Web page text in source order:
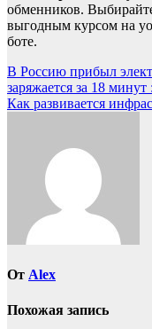
обменников.
выгодным курсом на
боте.
Навигация
по
В Россию прибыл
заряжается за 18
Как развивается
От Alex
Похожая запись